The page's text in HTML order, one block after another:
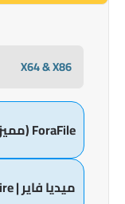
X64 & X86
ForaFile (مميز وسريع)
ميديا فاير | MediaFire